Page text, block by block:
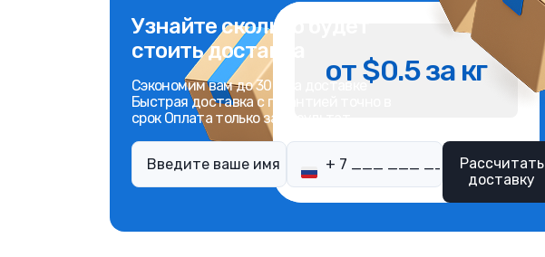
Узнайте сколько будет
стоить доставка
Сэкономим вам до 30% на доставке
Быстрая доставка с гарантией точно в
срок Оплата только за результат
Рассчитать
доставку
от $0.5 за кг